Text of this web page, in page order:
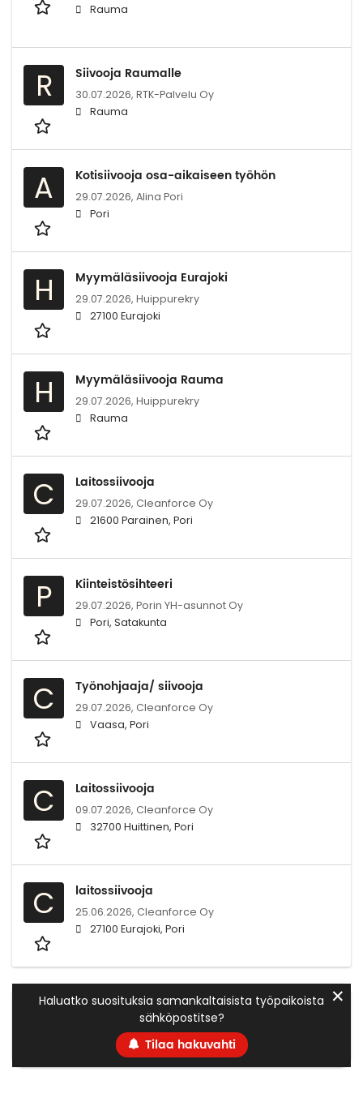
Rauma
R Siivooja Raumalle
30.07.2026, RTK-Palvelu Oy
Rauma
A Kotisiivooja osa-aikaiseen työhön
29.07.2026, Alina Pori
Pori
H Myymäläsiivooja Eurajoki
29.07.2026, Huippurekry
27100 Eurajoki
H Myymäläsiivooja Rauma
29.07.2026, Huippurekry
Rauma
C Laitossiivooja
29.07.2026, Cleanforce Oy
21600 Parainen, Pori
P Kiinteistösihteeri
29.07.2026, Porin YH-asunnot Oy
Pori, Satakunta
C Työnohjaaja/ siivooja
29.07.2026, Cleanforce Oy
Vaasa, Pori
C Laitossiivooja
09.07.2026, Cleanforce Oy
32700 Huittinen, Pori
C laitossiivooja
25.06.2026, Cleanforce Oy
27100 Eurajoki, Pori
Haluatko suosituksia samankaltaisista työpaikoista
sähköpostitse?
Tilaa hakuvahti
✕